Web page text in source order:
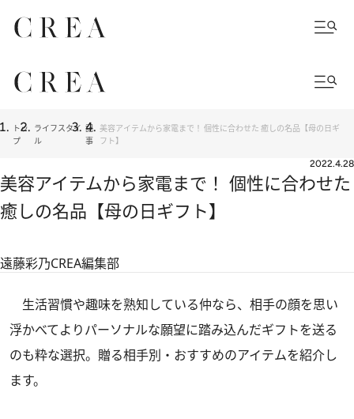
トッ
プ
ライフスタイ
ル
記
事
美容アイテムから家電まで！ 個性に合わせた 癒しの名品【母の日ギ
フト】
2022.4.28
美容アイテムから家電まで！ 個性に合わせた
癒しの名品【母の日ギフト】
遠藤彩乃CREA編集部
生活習慣や趣味を熟知している仲なら、相手の顔を思い
浮かべてよりパーソナルな願望に踏み込んだギフトを送る
のも粋な選択。贈る相手別・おすすめのアイテムを紹介し
ます。